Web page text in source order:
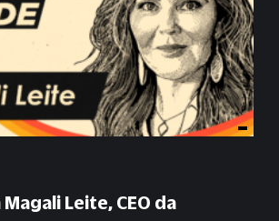
Magali Leite, CEO da